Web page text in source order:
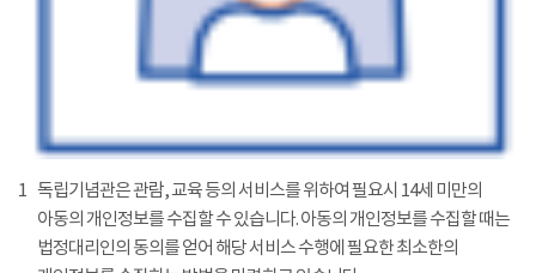
1 독립기념관은 관람, 교육 등의 서비스를 위하여 필요시 14세 미만의
아동의 개인정보를 수집할 수 있습니다. 아동의 개인정보를 수집할 때는
법정대리인의 동의를 얻어 해당 서비스 수행에 필요한 최소한의